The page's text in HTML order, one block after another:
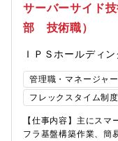
ス（部内：東京本社、
門：神戸本社、加古川
ス（部内業務改革推進
理をする部署なので、
採用され、実現される
られる職場だと思い
業部門の経営課題解決
で、社内SEの立場だ
ャレンジ精神が旺盛
ています。◎キャリア
サーバーサイド
部 技術職）
ＩＰＳホールディ
管理職・マネージャ
フレックスタイム制度
【仕事内容】主にス
フラ基盤構築作業、簡